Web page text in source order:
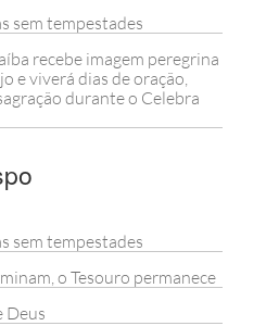
sem tempestades
recebe imagem peregrina
e viverá dias de oração,
durante o Celebra
sem tempestades
o Tesouro permanece
Deus